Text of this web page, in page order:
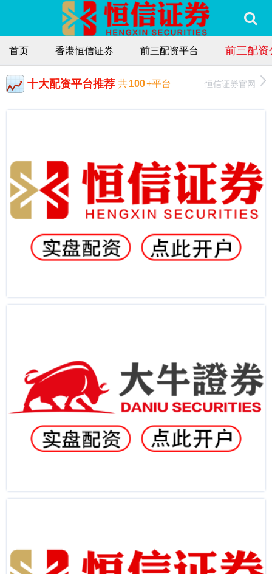
首页 香港恒信证券 前三配资平台 前三配资
十大配资平台推荐 共100+平台 恒信证券官网